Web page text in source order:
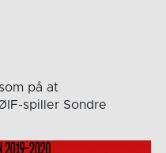
på at
spiller Sondre